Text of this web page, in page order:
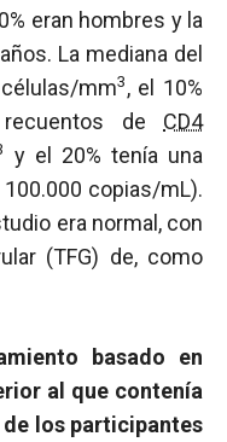
eran hombres y la
La mediana del
mm3, el 10%
de CD4
y el 20% tenía una
copias/mL).
era normal, con
(TFG) de, como
basado en
al que contenía
de los participantes